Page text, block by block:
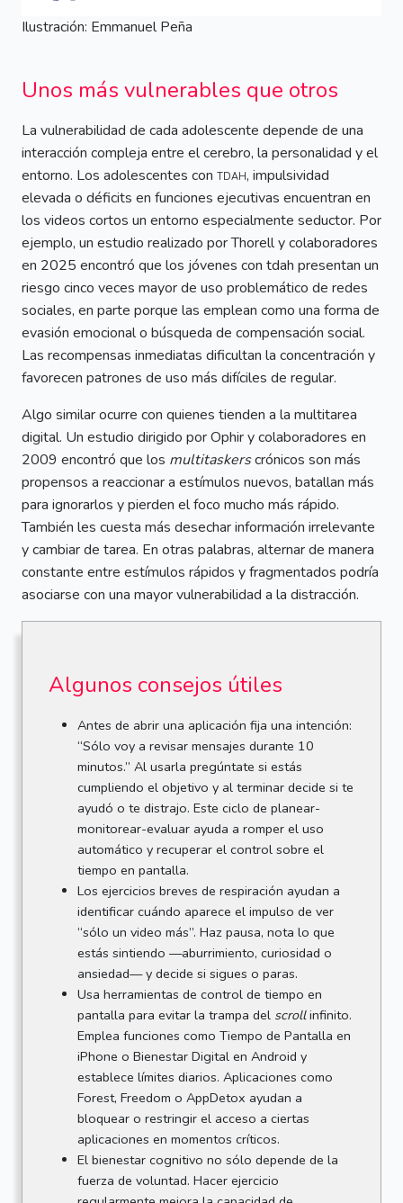
Ilustración: Emmanuel Peña
Unos más vulnerables que otros
La vulnerabilidad de cada adolescente depende de una
interacción compleja entre el cerebro, la personalidad y el
entorno. Los adolescentes con tdah, impulsividad
elevada o déficits en funciones ejecutivas encuentran en
los videos cortos un entorno especialmente seductor. Por
ejemplo, un estudio realizado por Thorell y colaboradores
en 2025 encontró que los jóvenes con tdah presentan un
riesgo cinco veces mayor de uso problemático de redes
sociales, en parte porque las emplean como una forma de
evasión emocional o búsqueda de compensación social.
Las recompensas inmediatas dificultan la concentración y
favorecen patrones de uso más difíciles de regular.
Algo similar ocurre con quienes tienden a la multitarea
digital. Un estudio dirigido por Ophir y colaboradores en
2009 encontró que los multitaskerscrónicos son más
propensos a reaccionar a estímulos nuevos, batallan más
para ignorarlos y pierden el foco mucho más rápido.
También les cuesta más desechar información irrelevante
y cambiar de tarea. En otras palabras, alternar de manera
constante entre estímulos rápidos y fragmentados podría
asociarse con una mayor vulnerabilidad a la distracción.
Algunos consejos útiles
Antes de abrir una aplicación fija una intención:
“Sólo voy a revisar mensajes durante 10
minutos.” Al usarla pregúntate si estás
cumpliendo el objetivo y al terminar decide si te
ayudó o te distrajo. Este ciclo de planear-
monitorear-evaluar ayuda a romper el uso
automático y recuperar el control sobre el
tiempo en pantalla.
Los ejercicios breves de respiración ayudan a
identificar cuándo aparece el impulso de ver
“sólo un video más”. Haz pausa, nota lo que
estás sintiendo —aburrimiento, curiosidad o
ansiedad— y decide si sigues o paras.
Usa herramientas de control de tiempo en
pantalla para evitar la trampa del scrollinfinito.
Emplea funciones como Tiempo de Pantalla en
iPhone o Bienestar Digital en Android y
establece límites diarios. Aplicaciones como
Forest, Freedom o AppDetox ayudan a
bloquear o restringir el acceso a ciertas
aplicaciones en momentos críticos.
El bienestar cognitivo no sólo depende de la
fuerza de voluntad. Hacer ejercicio